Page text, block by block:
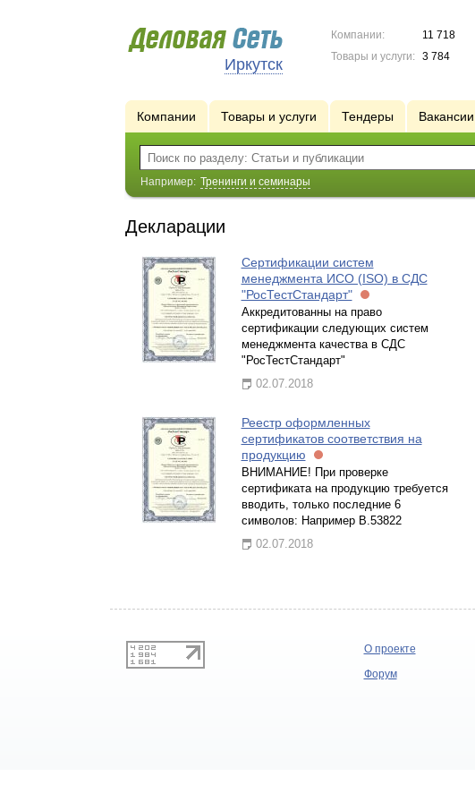
Иркутск
Компании:
11 718
Товары и услуги:
3 784
Компании Товары и услуги Тендеры Вакансии
Например: Тренинги и семинары
Декларации
Сертификации систем
менеджмента ИСО (ISO) в СДС
"РосТестСтандарт"
Аккредитованны на право
сертификации следующих систем
менеджмента качества в СДС
"РосТестСтандарт"
02.07.2018
Реестр оформленных
сертификатов соответствия на
продукцию
ВНИМАНИЕ! При проверке
сертификата на продукцию требуется
вводить, только последние 6
символов: Например В.53822
02.07.2018
О проекте
Форум